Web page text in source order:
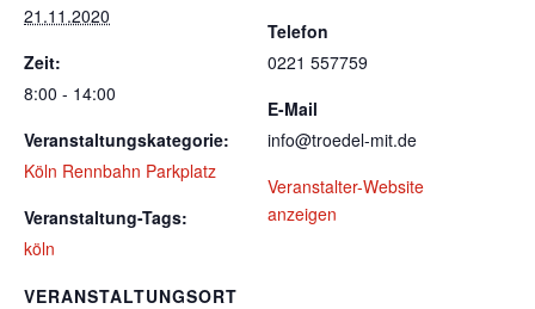
21.11.2020
Zeit:
8:00 - 14:00
Veranstaltungskategorie:
Köln Rennbahn Parkplatz
Veranstaltung-Tags:
köln
VERANSTALTUNGSORT
Telefon
0221 557759
E-Mail
info@troedel-mit.de
Veranstalter-Website
anzeigen